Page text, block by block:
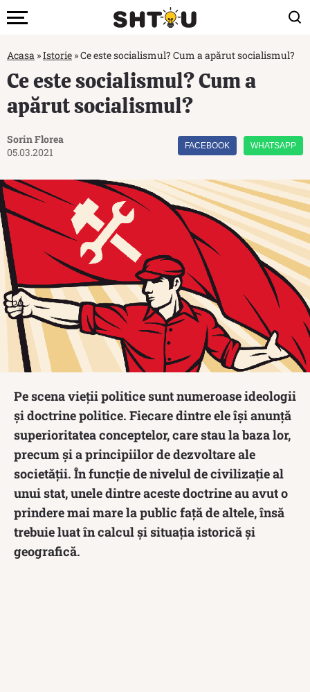
Acasa »Istorie »Ce este socialismul? Cum a apărut socialismul?
Ce este socialismul? Cum a
apărut socialismul?
Sorin Florea
05.03.2021
FACEBOOK WHATSAPP
Pe scena vieții politice sunt numeroase ideologii
și doctrine politice. Fiecare dintre ele își anunță
superioritatea conceptelor, care stau la baza lor,
precum și a principiilor de dezvoltare ale
societății. În funcție de nivelul de civilizație al
unui stat, unele dintre aceste doctrine au avut o
prindere mai mare la public față de altele, însă
trebuie luat în calcul și situația istorică și
geografică.